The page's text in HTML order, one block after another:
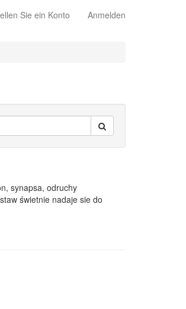
Sie ein Konto Anmelden
synapsa, odruchy
świetnie nadaje sie do